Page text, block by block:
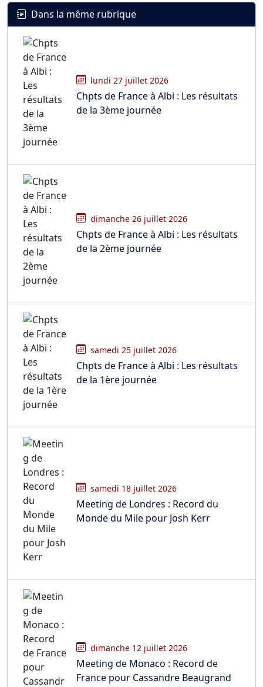
Dans la même rubrique
lundi 27 juillet 2026
Chpts de France à Albi : Les résultats
de la 3ème journée
dimanche 26 juillet 2026
Chpts de France à Albi : Les résultats
de la 2ème journée
samedi 25 juillet 2026
Chpts de France à Albi : Les résultats
de la 1ère journée
samedi 18 juillet 2026
Meeting de Londres : Record du
Monde du Mile pour Josh Kerr
dimanche 12 juillet 2026
Meeting de Monaco : Record de
France pour Cassandre Beaugrand